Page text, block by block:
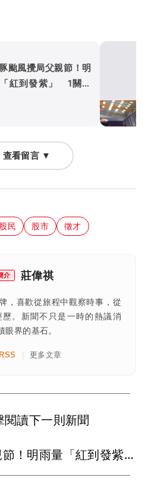
颱風攪局父親節！明
紅到發紫」 1關鍵
弱
查看留言 ▼
股民 股市 徵才
介 莊偉祺
，喜歡從旅程中觀察時事，從
。新聞不只是一時的熱議消
眼界的基石。
更多文章
閱讀下一則新聞
白海豚颱風攪局父親節！明雨量「紅到發紫」 1關鍵恐再減弱